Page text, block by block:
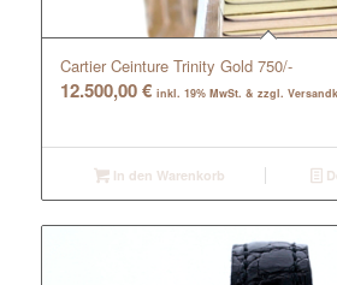
Cartier Ceinture Trinity Gold 750/-
12.500,00€ inkl. 19% MwSt. & zzgl.
In den Warenkorb